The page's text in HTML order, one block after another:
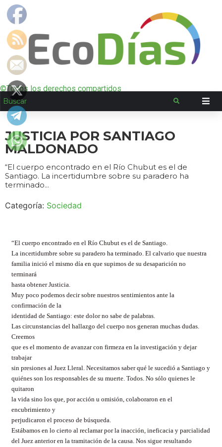
©Todos los derechos compartidos
JUSTICIA POR SANTIAGO
MALDONADO
“El cuerpo encontrado en el Río Chubut es el de
Santiago. La incertidumbre sobre su paradero ha
terminado...
Categoría: Sociedad
“El cuerpo encontrado en el Río Chubut es el de Santiago.
La incertidumbre sobre su paradero ha terminado. El calvario que nuestra
familia inició el mismo día en que supimos de su desaparición no
terminará
hasta obtener Justicia.
Muy poco podemos decir sobre nuestros sentimientos ante la
confirmación de la
identidad de Santiago: este dolor no sabe de palabras.
Las circunstancias del hallazgo del cuerpo nos generan muchas dudas.
Creemos
que es el momento de avanzar con firmeza en la investigación y dejar
trabajar
sin presiones al Juez Lleral. Necesitamos saber qué le sucedió a Santiago y
quiénes son los responsables de su muerte. Todos. No sólo quienes le
quitaron
la vida sino los que, por acción u omisión, colaboraron en el
encubrimiento y
perjudicaron el proceso de búsqueda.
Estábamos en lo cierto al reclamar por la inacción, ineficacia y parcialidad
del Juez anterior en la tramitación de la causa. Nos sigue resultando